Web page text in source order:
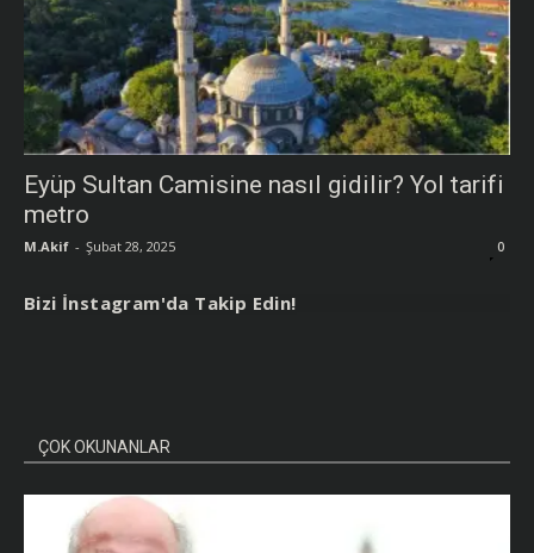
Eyüp Sultan Camisine nasıl gidilir? Yol tarifi
metro
M.Akif - Şubat 28, 2025 0
Bizi İnstagram'da Takip Edin!
ÇOK OKUNANLAR